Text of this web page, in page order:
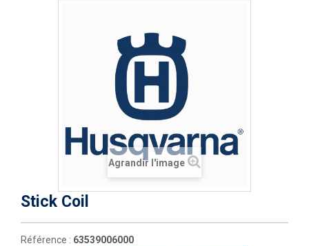
Agrandir l'image
Stick Coil
Référence : 63539006000